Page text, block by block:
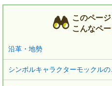
このペー
こんなペ
沿革・地勢
シンボルキャラクターモックル